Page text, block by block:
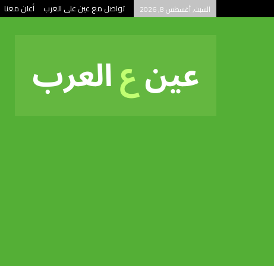
السبت, أغسطس 8, 2026 تواصل مع عين على العرب أعلن معنا